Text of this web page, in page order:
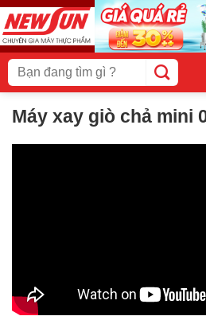
Skip
to
content
Tìm
kiếm:
Máy xay giò chả mini